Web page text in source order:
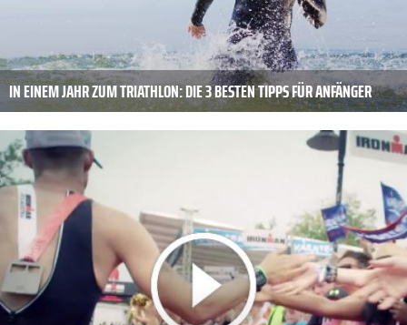
IN EINEM JAHR ZUM TRIATHLON: DIE 3 BESTEN TIPPS FÜR ANFÄNGER